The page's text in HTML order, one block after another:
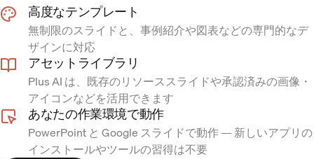
高度なテンプレート
無制限のスライドと、事例紹介や図表などの専門的なデ
ザインに対応
アセットライブラリ
Plus AI は、既存のリソーススライドや承認済みの画像・
アイコンなどを活用できます
あなたの作業環境で動作
PowerPoint と Google スライドで動作 — 新しいアプリの
インストールやツールの習得は不要